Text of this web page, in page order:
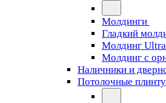
Молдинги
Гладкий
Молдинг
Молдинг с
Наличники и
Потолочные